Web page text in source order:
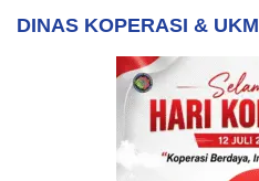
DINAS KOPERASI & UKM